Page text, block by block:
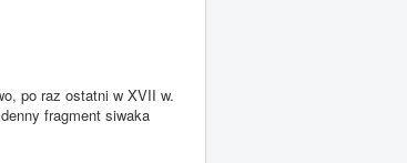
po raz ostatni w XVII w.
fragment siwaka